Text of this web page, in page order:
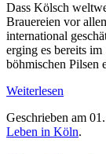
Dass Kölsch
Brauereien vor
international
erging es bereits
böhmischen Pilsen
Weiterlesen
Geschrieben am
Leben in Köln.